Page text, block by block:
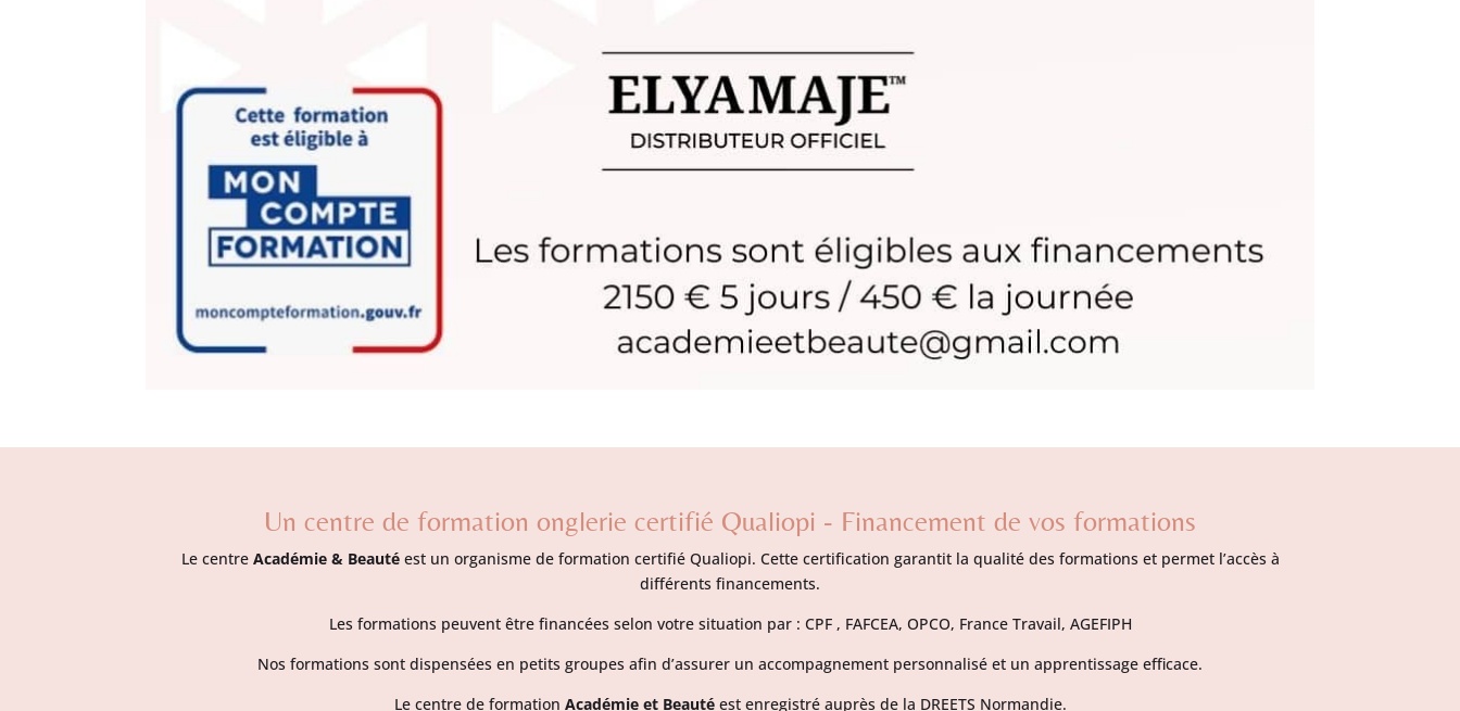
Un centre de formation onglerie certifié Qualiopi - Financement de vos formations
Le centre Académie & Beautéest un organisme de formation certifié Qualiopi. Cette certification garantit la qualité des formations et permet l’accès à
différents financements.
Les formations peuvent être financées selon votre situation par : CPF , FAFCEA, OPCO, France Travail, AGEFIPH
Nos formations sont dispensées en petits groupes afin d’assurer un accompagnement personnalisé et un apprentissage efficace.
Le centre de formation Académie et Beauté est enregistré auprès de la DREETS Normandie.